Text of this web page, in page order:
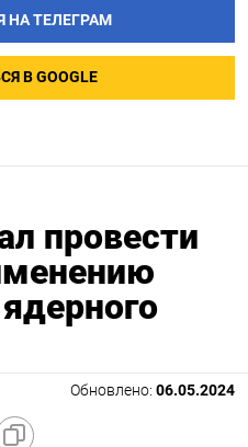
НА ТЕЛЕГРАМ
В GOOGLE
провести
Обновлено: 06.05.2024